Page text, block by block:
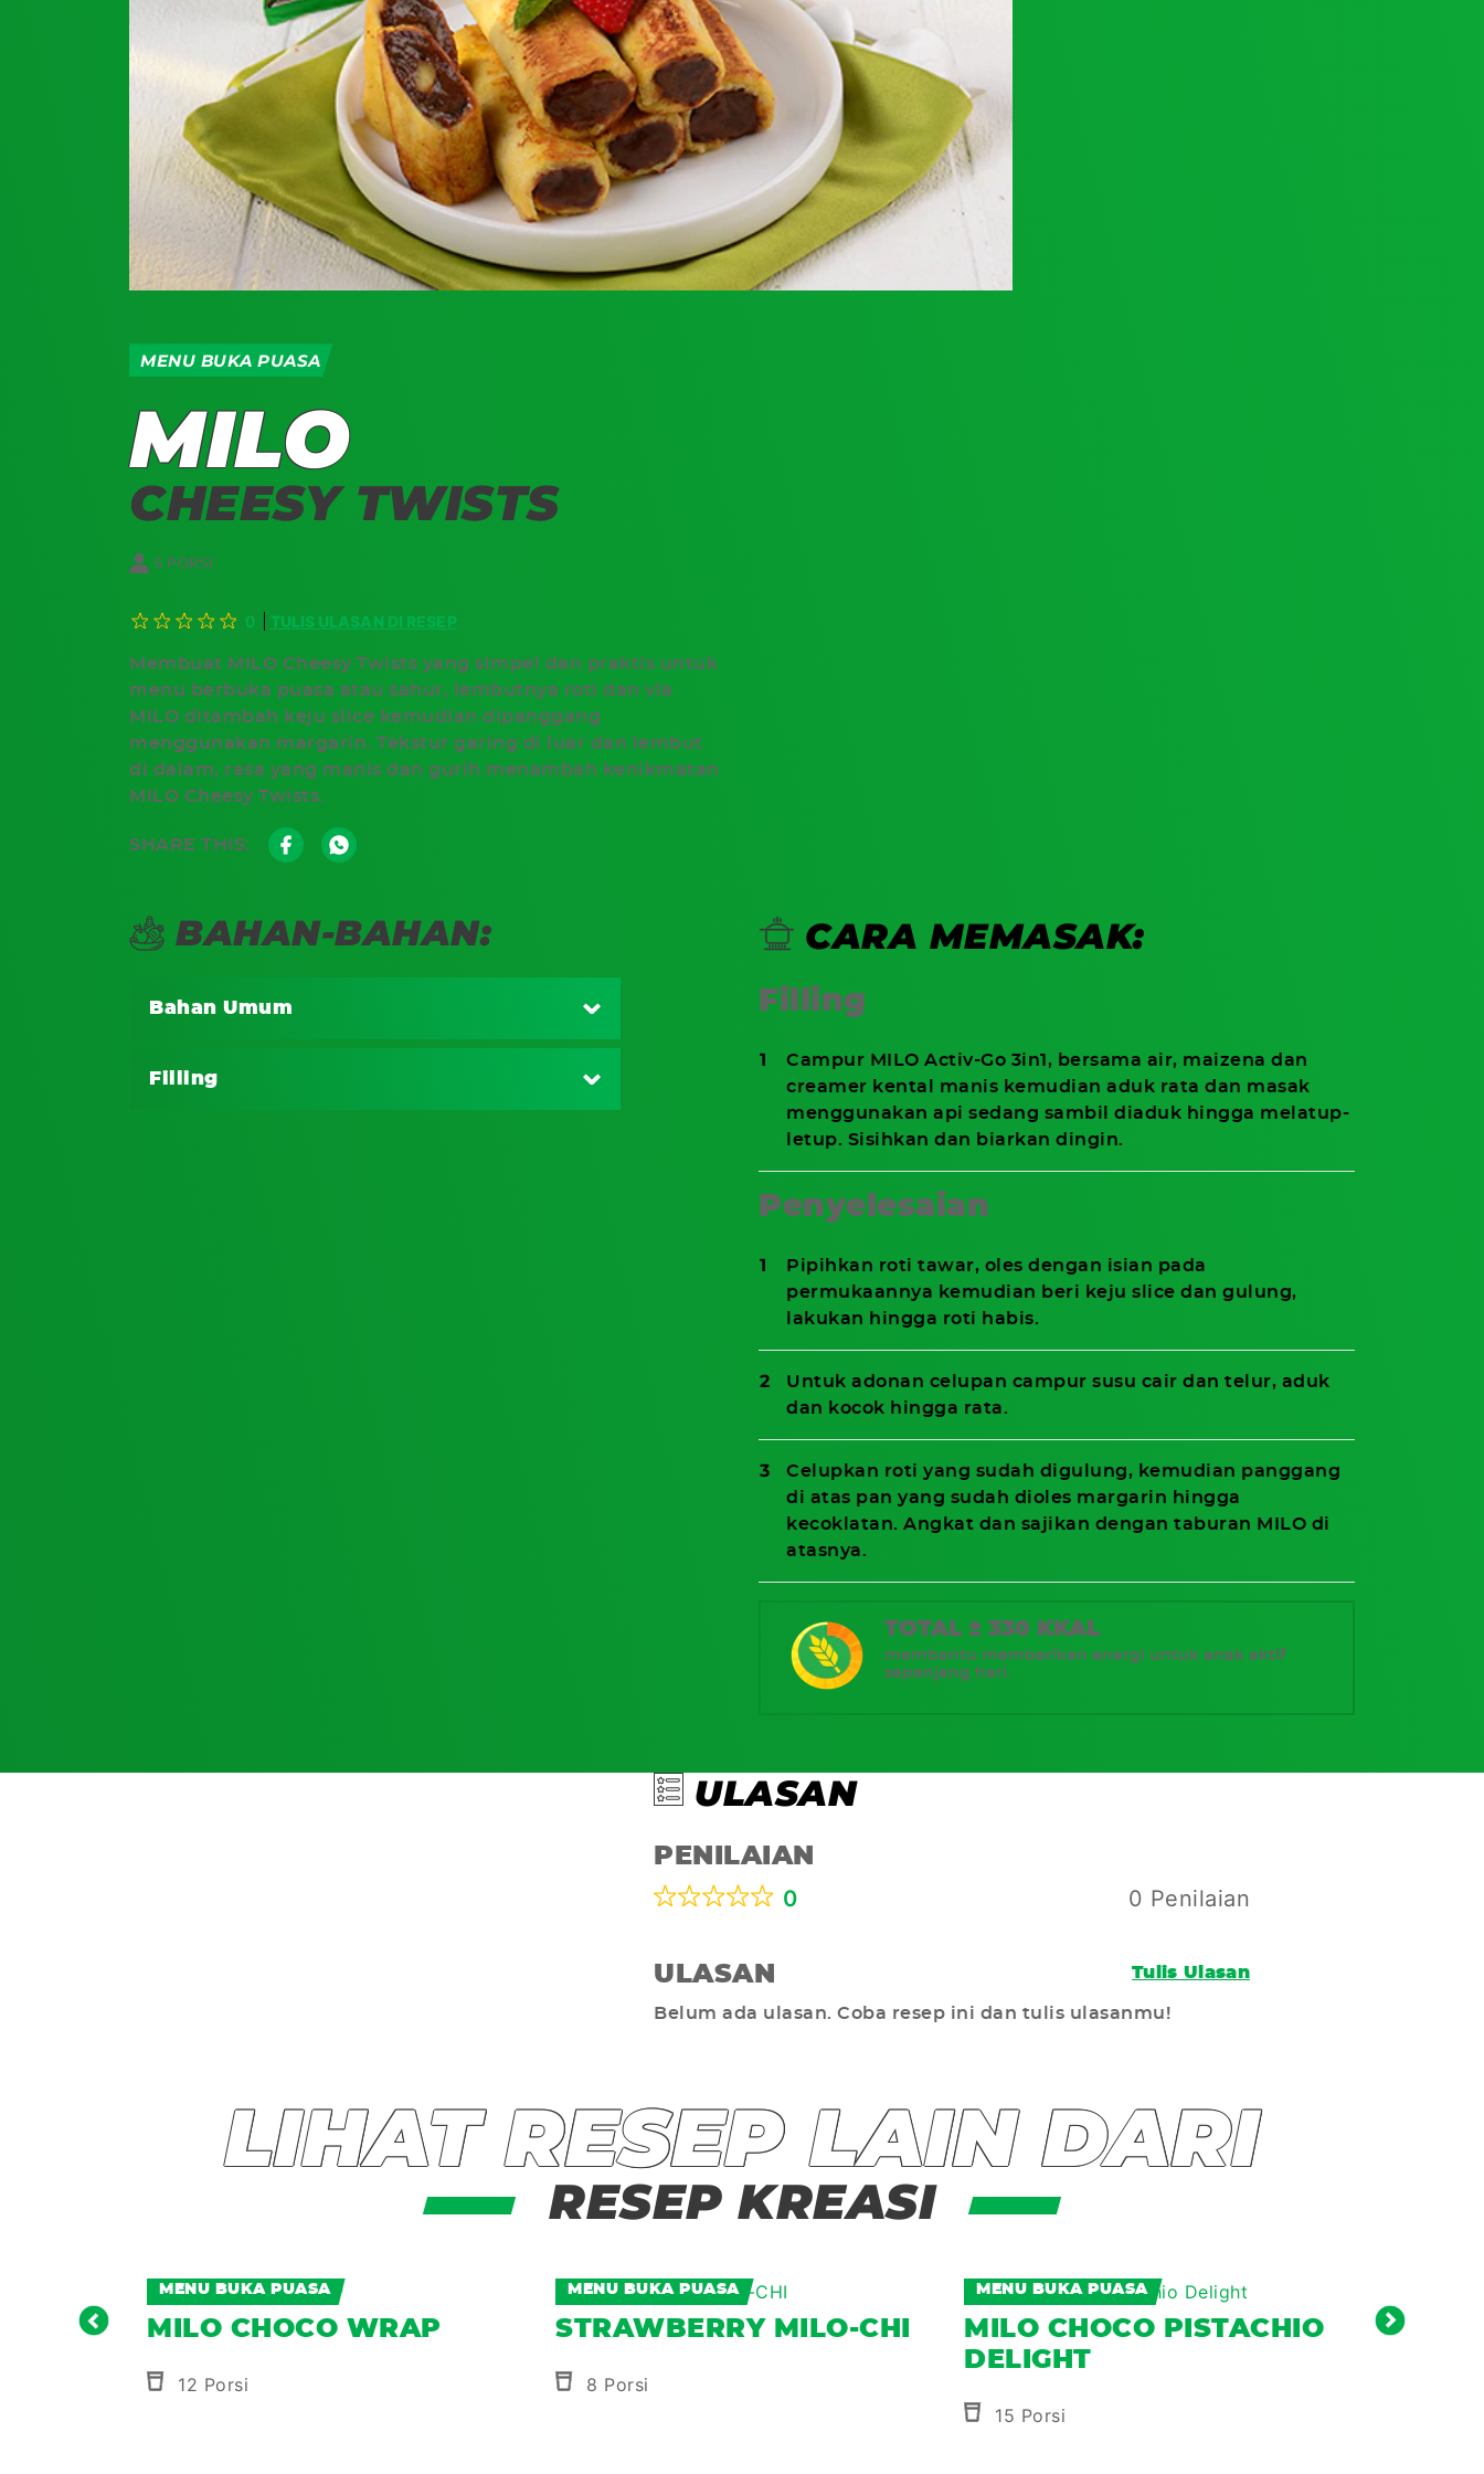
MENU BUKA PUASA
MILO
CHEESY TWISTS
5 PORSI
0 TULIS ULASAN DI RESEP
Membuat MILO Cheesy Twists yang simpel dan praktis untuk
menu berbuka puasa atau sahur, lembutnya roti dan vla
MILO ditambah keju slice kemudian dipanggang
menggunakan margarin. Tekstur garing di luar dan lembut
di dalam, rasa yang manis dan gurih menambah kenikmatan
MILO Cheesy Twists.
SHARE THIS:
BAHAN-BAHAN:
Bahan Umum
185 gr Roti tawar
Filling
CARA MEMASAK:
Filling
Campur MILO Activ-Go 3in1, bersama air, maizena dan
creamer kental manis kemudian aduk rata dan masak
menggunakan api sedang sambil diaduk hingga melatup-
letup. Sisihkan dan biarkan dingin.
Penyelesaian
Pipihkan roti tawar, oles dengan isian pada
permukaannya kemudian beri keju slice dan gulung,
lakukan hingga roti habis.
Untuk adonan celupan campur susu cair dan telur, aduk
dan kocok hingga rata.
Celupkan roti yang sudah digulung, kemudian panggang
di atas pan yang sudah dioles margarin hingga
kecoklatan. Angkat dan sajikan dengan taburan MILO di
atasnya.
TOTAL ± 330 KKAL
membantu memberikan energi untuk anak aktif
sepanjang hari.
ULASAN
PENILAIAN
0
0 Penilaian
ULASAN Tulis Ulasan
Belum ada ulasan. Coba resep ini dan tulis ulasanmu!
LIHAT RESEP LAIN DARI
RESEP KREASI
BITES
MENU BUKA PUASA
MILO CHOCO WRAP
12 Porsi
MENU BUKA PUASA
STRAWBERRY MILO-CHI
8 Porsi
MENU BUKA PUASA
MILO CHOCO PISTACHIO
DELIGHT
15 Porsi
MILO